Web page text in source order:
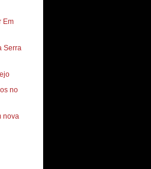
Em
Serra
no
nova